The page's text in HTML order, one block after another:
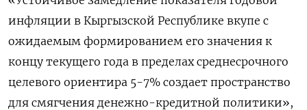
инфляции в Кыргызской Республике вкупе с
ожидаемым формированием его значения к
концу текущего года в пределах среднесрочного
целевого ориентира 5-7% создает пространство
для смягчения денежно-кредитной политики»,